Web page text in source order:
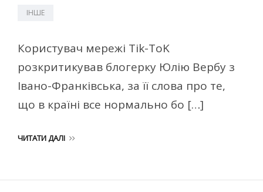
ІНШЕ
Користувач мережі Tik-ToK
розкритикував блогерку Юлію Вербу з
Івано-Франківська, за її слова про те,
що в країні все нормально бо […]
ЧИТАТИ ДАЛІ